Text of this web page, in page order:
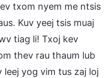
txom nyem me ntsis
Kuv yeej tsis muaj
tiag li! Txoj kev
thev rau thaum lub
leej yog vim tus zaj loj